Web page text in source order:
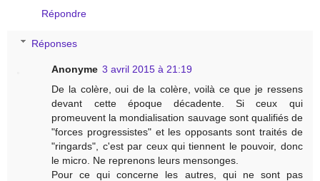
Répondre
Réponses
Anonyme 3 avril 2015 à 21:19
De la colère, oui de la colère, voilà ce que je ressens
devant cette époque décadente. Si ceux qui
promeuvent la mondialisation sauvage sont qualifiés de
"forces progressistes" et les opposants sont traités de
"ringards", c'est par ceux qui tiennent le pouvoir, donc
le micro. Ne reprenons leurs mensonges.
Pour ce qui concerne les autres, qui ne sont pas